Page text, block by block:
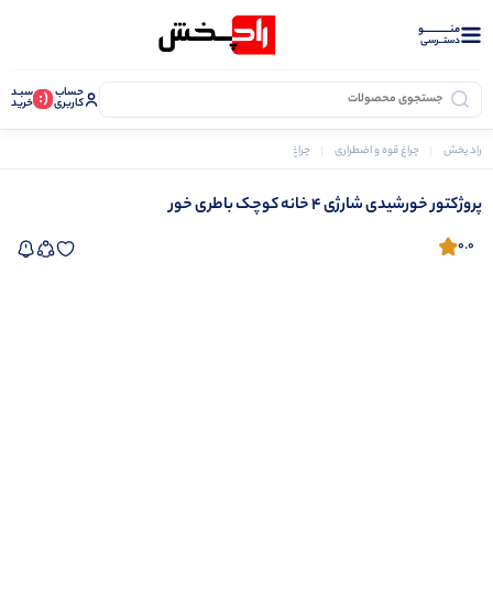
منــــــــــــو
دستــرسی
حساب
کاربری (: سبـد
خرید
راد پخش چراغ قوه و اضطراری چراغ های خورشیدی
پروژکتور خورشیدی شارژی 4 خانه کوچک باطری خور
0.0